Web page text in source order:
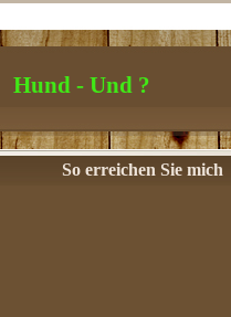
Hund - Und ?
So erreichen Sie mich